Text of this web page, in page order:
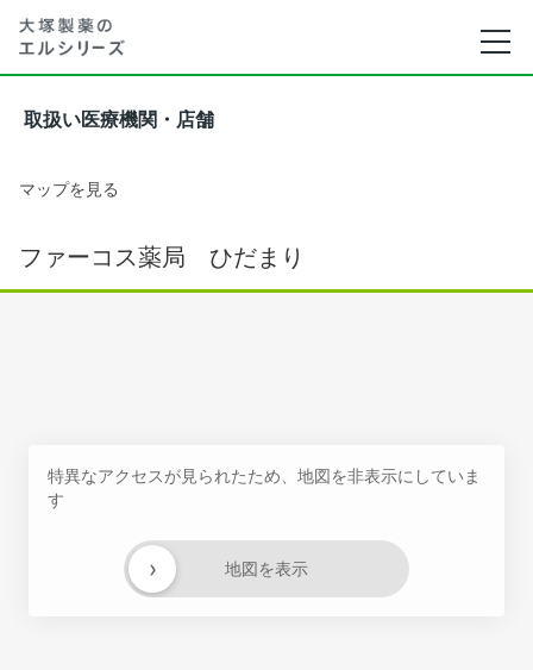
取扱い医療機関・店舗
マップを見る
ファーコス薬局 ひだまり
特異なアクセスが見られたため、地図を非表示にしていま
す
地図を表示
›